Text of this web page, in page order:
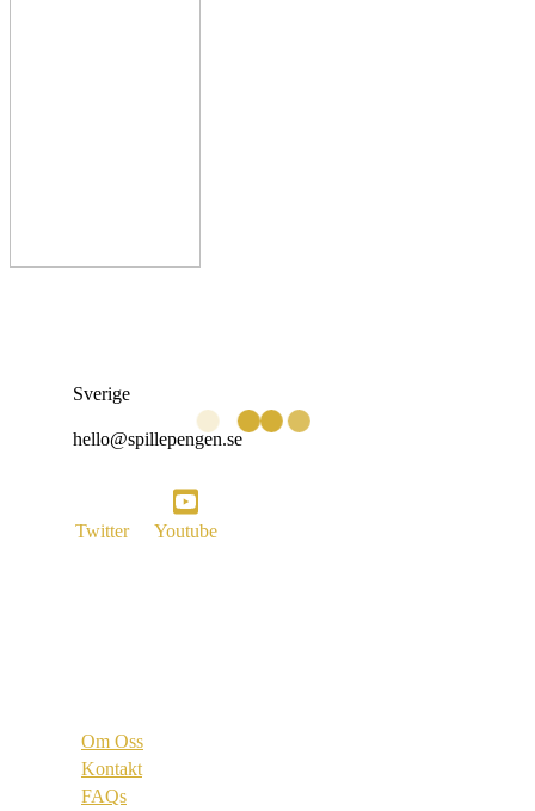
Sverige
hello@spillepengen.se
Twitter Youtube
Om Oss
Kontakt
FAQs